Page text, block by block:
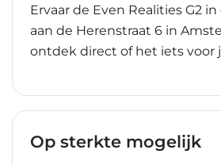
Ervaar de Even Realities G2
aan de Herenstraat 6 in
ontdek direct of het iets voor
Op sterkte mogelijk